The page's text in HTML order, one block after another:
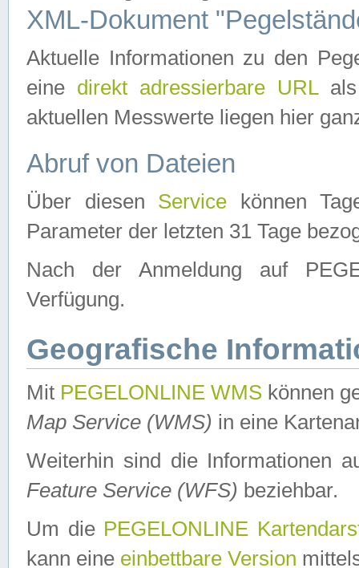
XML-Dokument
Aktuelle Informationen zu den
eine direkt adressierbare URLals
aktuellen Messwerte liegen hier
Abruf von Dateien
Über diesen Service können
Parameter der letzten 31 Tage
Nach der Anmeldung auf
Verfügung.
Geografische
Mit PEGELONLINE WMS können
Map Service (WMS) in eine
Weiterhin sind die Informationen
Feature Service (WFS) beziehbar.
Um die PEGELONLINE
kann eine einbettbare Version